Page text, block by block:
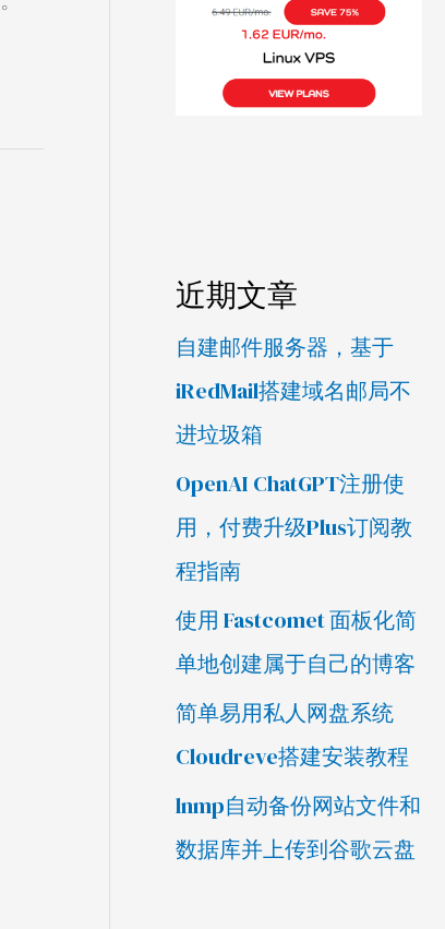
近期文章
自建邮件服务器，基于
iRedMail搭建域名邮局不
进垃圾箱
OpenAI ChatGPT注册使
用，付费升级Plus订阅教
程指南
使用 Fastcomet 面板化简
单地创建属于自己的博客
简单易用私人网盘系统
Cloudreve搭建安装教程
lnmp自动备份网站文件和
数据库并上传到谷歌云盘